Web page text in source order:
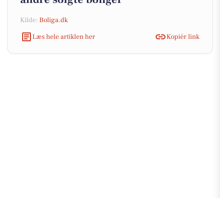
Kilde: Boliga.dk
Læs hele artiklen her
Kopiér link